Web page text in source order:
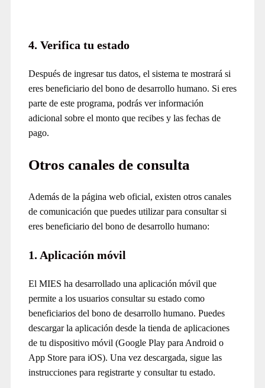
4. Verifica tu estado
Después de ingresar tus datos, el sistema te mostrará si
eres beneficiario del bono de desarrollo humano. Si eres
parte de este programa, podrás ver información
adicional sobre el monto que recibes y las fechas de
pago.
Otros canales de consulta
Además de la página web oficial, existen otros canales
de comunicación que puedes utilizar para consultar si
eres beneficiario del bono de desarrollo humano:
1. Aplicación móvil
El MIES ha desarrollado una aplicación móvil que
permite a los usuarios consultar su estado como
beneficiarios del bono de desarrollo humano. Puedes
descargar la aplicación desde la tienda de aplicaciones
de tu dispositivo móvil (Google Play para Android o
App Store para iOS). Una vez descargada, sigue las
instrucciones para registrarte y consultar tu estado.